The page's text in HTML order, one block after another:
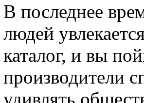
В последнее
людей
каталог, и вы
производители
удивлять